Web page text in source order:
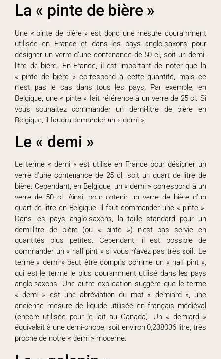
La « pinte de bière »
Une « pinte de bière » est donc une mesure couramment
utilisée en France et dans les pays anglo-saxons pour
désigner un verre d’une contenance de 50 cl, soit un demi-
litre de bière. En France, il est important de noter que la
« pinte de bière » correspond à cette quantité, mais ce
n’est pas le cas dans tous les pays. Par exemple, en
Belgique, une « pinte » fait référence à un verre de 25 cl. Si
vous souhaitez commander un demi-litre de bière en
Belgique, il faudra demander un « demi ».
Le « demi »
Le terme « demi » est utilisé en France pour désigner un
verre d’une contenance de 25 cl, soit un quart de litre de
bière. Cependant, en Belgique, un « demi » correspond à un
verre de 50 cl. Ainsi, pour obtenir un verre de bière d’un
quart de litre en Belgique, il faut commander une « pinte ».
Dans les pays anglo-saxons, la taille standard pour un
demi-litre de bière (ou « pinte ») n’est pas servie en
quantités plus petites. Cependant, il est possible de
commander un « half pint » si vous n’avez pas très soif. Le
terme « demi » peut être compris comme un « half pint »,
qui est le terme le plus couramment utilisé dans les pays
anglo-saxons. Une autre explication suggère que le terme
« demi » est une abréviation du mot « demiard », une
ancienne mesure de liquide utilisée en français médiéval
(encore utilisée pour le lait au Canada). Un « demiard »
équivalait à une demi-chope, soit environ 0,238036 litre, très
proche de notre « demi » moderne.